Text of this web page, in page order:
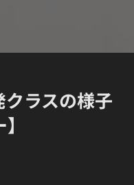
ラスの様子